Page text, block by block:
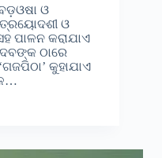
ଓ
ଓ
ପାଳନ କରାଯାଏ
ଠାରେ
କୁହାଯାଏ